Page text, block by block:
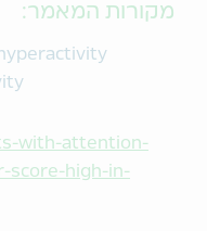
מקורות המאמר:
with-attention-
score-high-in-